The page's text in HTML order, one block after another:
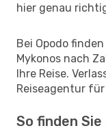
hier genau
Bei Opodo
Mykonos nach
Ihre Reise.
Reiseagentur
So finden